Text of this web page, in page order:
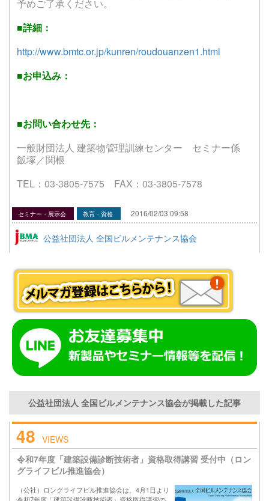
予めご了承ください。
■詳細：
http://www.bmtc.or.jp/kunren/roudouanzen1.html
■お申込み：
■お問い合わせ先：
一般財団法人 建築物管理訓練センター セミナー係
飯塚／関根
TEL：03-3805-7575 FAX：03-3805-7578
セミナー・展示会 教育・資格 2016/02/03 09:58
公益社団法人 全国ビルメンテナンス協会
公益社団法人 全国ビルメンテナンス協会が掲載した記事
48 VIEWS
令和7年度「建築設備診断技術者」資格取得講習 受付中（ロン
グライフビル推進協会）
（公社）ロングライフビル推進協会は、4月1日より
令和7年度「建築設備診断技術者」資格取得講習の